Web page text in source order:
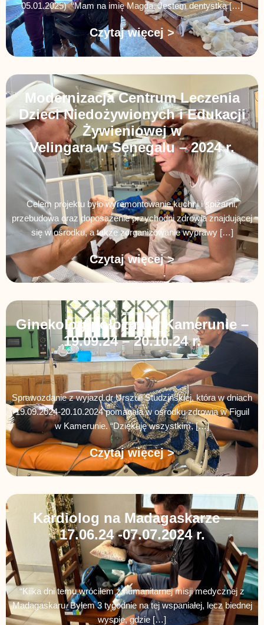
05.01.2025) “Mam na imię Magda. Jestem dentystką […]
Czytaj więcej >
Modernizacja Centrum Leczenia
Dzieci Niedożywionych i Edukacji
Żywieniowej w
Velingara w Senegalu – 2024 r.
Celem projektu było wyremontowanie kuchni i spiżarni,
przebudowa oraz doposażenie przychodni zdrowia znajdującej
się w ośrodku, a także zorganizowanie wyprawy […]
Czytaj więcej >
Ginekolog-położna w Kamerunie –
19.09.24 – 20.10.24 r.
Sprawozdanie z wyjazd dr Urszuli Studzińskiej, która w dniach
19.09.2024-20.10.2024 pomagała w ośrodku zdrowia w Figuil
w Kamerunie. “Dziękuję wszystkim, […]
Czytaj więcej >
Kardiolog na Madagaskarze –
17.06.24 -07.07.2024 r.
“Kilka dni temu wróciłem z humanitarnej misji medycznej z
Madagaskaru. Byłem 3 tygodnie na tej wspaniałej, lecz biednej
wyspie, gdzie […]